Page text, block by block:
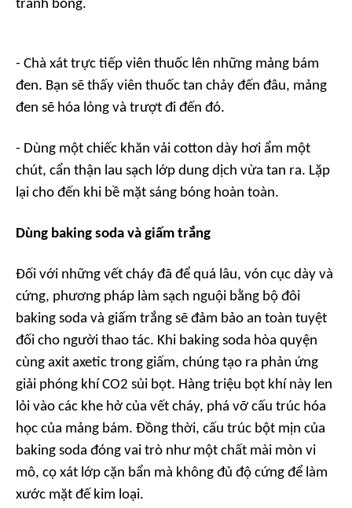
tránh bỏng.
- Chà xát trực tiếp viên thuốc lên những mảng bám
đen. Bạn sẽ thấy viên thuốc tan chảy đến đâu, mảng
đen sẽ hóa lỏng và trượt đi đến đó.
- Dùng một chiếc khăn vải cotton dày hơi ẩm một
chút, cẩn thận lau sạch lớp dung dịch vừa tan ra. Lặp
lại cho đến khi bề mặt sáng bóng hoàn toàn.
Dùng baking soda và giấm trắng
Đối với những vết cháy đã để quá lâu, vón cục dày và
cứng, phương pháp làm sạch nguội bằng bộ đôi
baking soda và giấm trắng sẽ đảm bảo an toàn tuyệt
đối cho người thao tác. Khi baking soda hòa quyện
cùng axit axetic trong giấm, chúng tạo ra phản ứng
giải phóng khí CO2 sủi bọt. Hàng triệu bọt khí này len
lỏi vào các khe hở của vết cháy, phá vỡ cấu trúc hóa
học của mảng bám. Đồng thời, cấu trúc bột mịn của
baking soda đóng vai trò như một chất mài mòn vi
mô, cọ xát lớp cặn bẩn mà không đủ độ cứng để làm
xước mặt đế kim loại.